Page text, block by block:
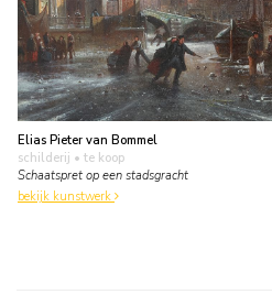
Elias Pieter van Bommel
schilderij • te koop
Schaatspret op een stadsgracht
bekijk kunstwerk